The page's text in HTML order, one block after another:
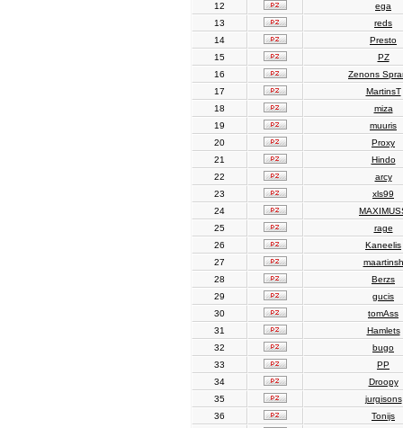
12
ega
13
reds
14
Presto
15
PZ
16
Zenons
17
MartinsT
18
miza
19
muuris
20
Proxy
21
Hindo
22
arcy
23
xls99
24
25
rage
26
Kaneelis
27
maartinsh
28
Berzs
29
gucis
30
tomAss
31
Hamlets
32
bugo
33
PP
34
Droopy
35
jurgisons
36
Tonijs